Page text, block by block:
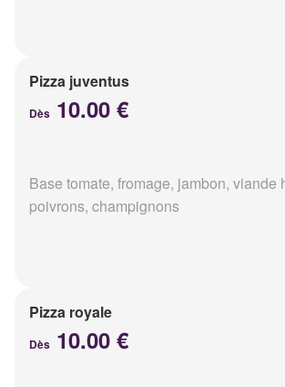
Pizza juventus
Dès 10.00 €
Base tomate, fromage, jambon, viande
poivrons, champignons
Pizza royale
Dès 10.00 €